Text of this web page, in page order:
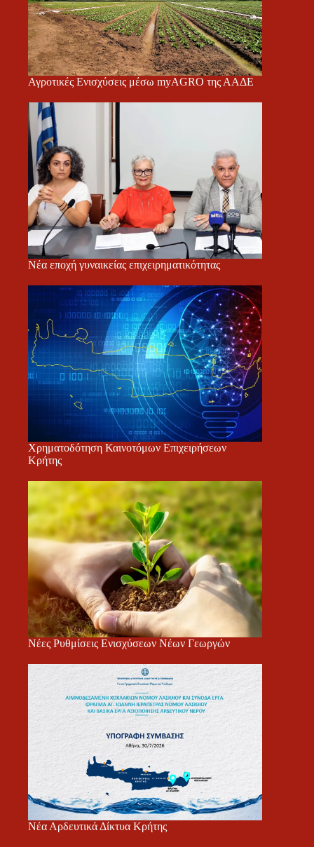
Αγροτικές Ενισχύσεις μέσω myAGRO της ΑΑΔΕ
Νέα εποχή γυναικείας επιχειρηματικότητας
Χρηματοδότηση Καινοτόμων Επιχειρήσεων
Κρήτης
Νέες Ρυθμίσεις Ενισχύσεων Νέων Γεωργών
Νέα Αρδευτικά Δίκτυα Κρήτης